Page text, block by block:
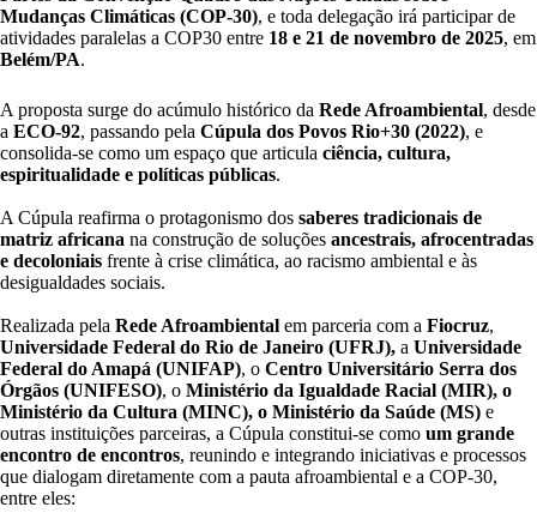
Mudanças Climáticas (COP-30), e toda delegação irá participar de
atividades paralelas a COP30 entre 18 e 21 de novembro de 2025, em
Belém/PA.
A proposta surge do acúmulo histórico da Rede Afroambiental, desde
a ECO-92, passando pela Cúpula dos Povos Rio+30 (2022), e
consolida-se como um espaço que articula ciência, cultura,
espiritualidade e políticas públicas.
A Cúpula reafirma o protagonismo dos saberes tradicionais de
matriz africana na construção de soluções ancestrais, afrocentradas
e decoloniais frente à crise climática, ao racismo ambiental e às
desigualdades sociais.
Realizada pela Rede Afroambiental em parceria com a Fiocruz,
Universidade Federal do Rio de Janeiro (UFRJ), a Universidade
Federal do Amapá (UNIFAP), o Centro Universitário Serra dos
Órgãos (UNIFESO), o Ministério da Igualdade Racial (MIR), o
Ministério da Cultura (MINC), o Ministério da Saúde (MS) e
outras instituições parceiras, a Cúpula constitui-se como um grande
encontro de encontros, reunindo e integrando iniciativas e processos
que dialogam diretamente com a pauta afroambiental e a COP-30,
entre eles: